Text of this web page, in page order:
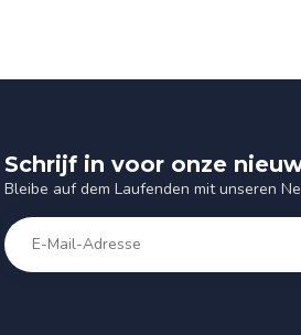
Schrijf in voor onze
Bleibe auf dem Laufenden mit unseren